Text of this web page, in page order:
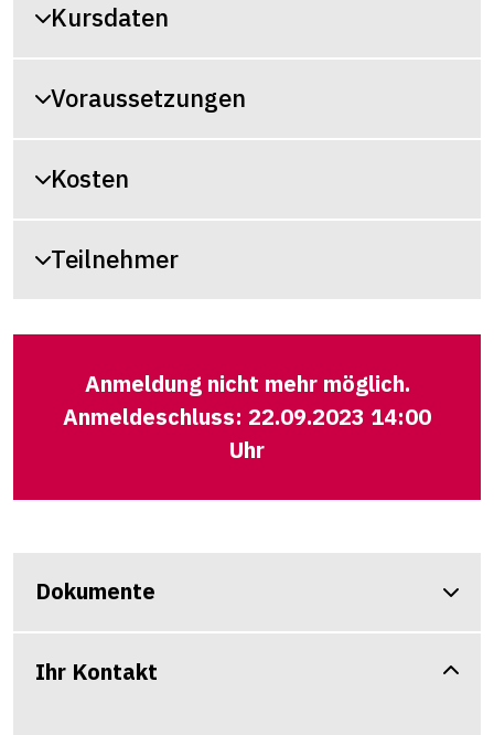
Kursdaten
Voraussetzungen
Kosten
Teilnehmer
Anmeldung nicht mehr möglich.
Anmeldeschluss: 22.09.2023 14:00
Uhr
Dokumente
Ihr Kontakt